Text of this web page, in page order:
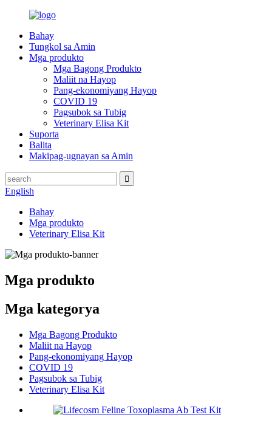
Bahay
Tungkol sa Amin
Mga produkto
Mga Bagong Produkto
Maliit na Hayop
Pang-ekonomiyang Hayop
COVID 19
Pagsubok sa Tubig
Veterinary Elisa Kit
Suporta
Balita
Makipag-ugnayan sa Amin
English
Bahay
Mga produkto
Veterinary Elisa Kit
Mga produkto
Mga kategorya
Mga Bagong Produkto
Maliit na Hayop
Pang-ekonomiyang Hayop
COVID 19
Pagsubok sa Tubig
Veterinary Elisa Kit